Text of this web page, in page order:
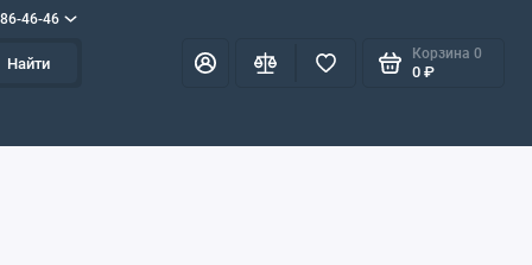
46-46
Найти
Корзина 0
0 ₽